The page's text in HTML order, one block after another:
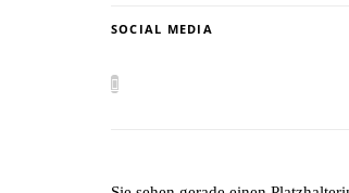
SOCIAL MEDIA